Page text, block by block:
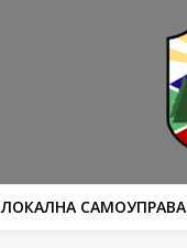
ЛОКАЛНА САМОУПРАВА